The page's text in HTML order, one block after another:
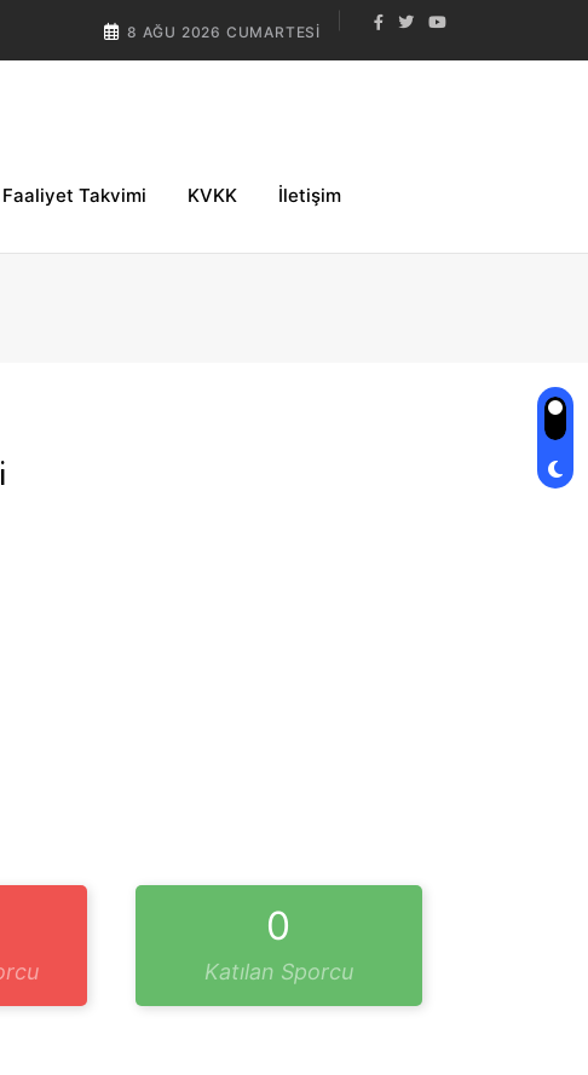
8 AĞU 2026 CUMARTESI
Faaliyet Takvimi KVKK İletişim
0
Katılan Sporcu